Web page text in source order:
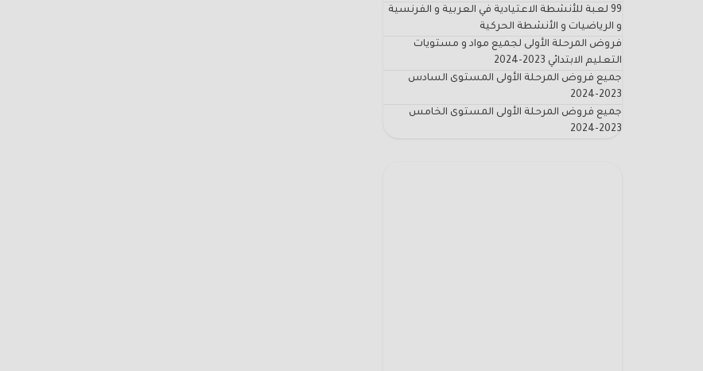
99 لعبة للأنشطة الاعتيادية في العربية و الفرنسية
و الرياضيات و الأنشطة الحركية
فروض المرحلة الأولى لجميع مواد و مستويات
التعليم الابتدائي 2023-2024
جميع فروض المرحلة الأولى المستوى السادس
2023-2024
جميع فروض المرحلة الأولى المستوى الخامس
2023-2024